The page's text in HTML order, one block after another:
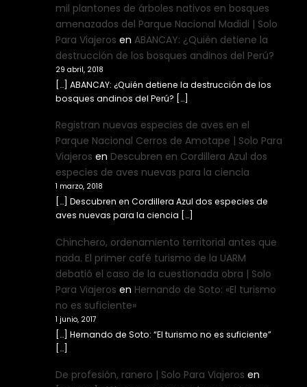
mil plantones de árboles nativos en bosques
amenazados del Parque Nacional Madidi | Solo
Para Viajeros en ABANCAY: ¿Quién detiene la
destrucción de los bosques andinos del Perú?
29 abril, 2018
[…] ABANCAY: ¿Quién detiene la destrucción de los
bosques andinos del Perú? […]
Registran nuevas especies de aves en el
Parque Nacional Cerros de Amotape | Solo Para
Viajeros en Descubren en Cordillera Azul dos
especies de aves nuevas para la ciencia
1 marzo, 2018
[…] Descubren en Cordillera Azul dos especies de
aves nuevas para la ciencia […]
Chinchero, ordenamiento territorial antes que
nada. El primer café turismo de la UARM
debatió el caso de la cuestionada obra | Solo
Para Viajeros en Hernando de Soto: «El turismo
no es suficiente»
1 junio, 2017
[…] Hernando de Soto: “El turismo no es suficiente”
[…]
De profesión, ranero | Solo Para Viajeros en